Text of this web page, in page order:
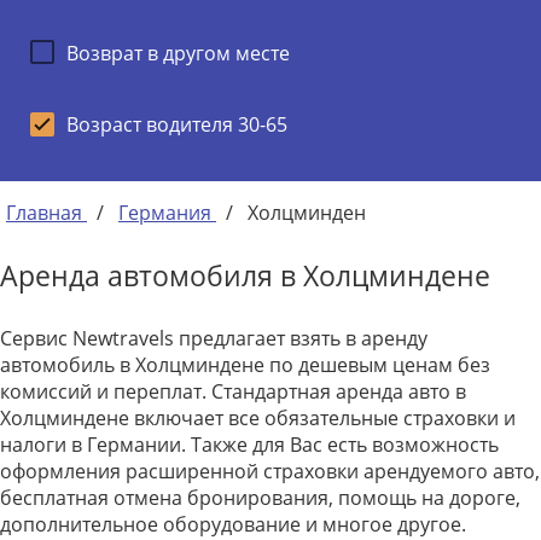
Возврат в другом месте
Возраст водителя 30-65
Главная / Германия / Холцминден
Аренда автомобиля в Холцминдене
Сервис Newtravels предлагает взять в аренду
автомобиль в Холцминдене по дешевым ценам без
комиссий и переплат. Стандартная аренда авто в
Холцминдене включает все обязательные страховки и
налоги в Германии. Также для Вас есть возможность
оформления расширенной страховки арендуемого авто,
бесплатная отмена бронирования, помощь на дороге,
дополнительное оборудование и многое другое.